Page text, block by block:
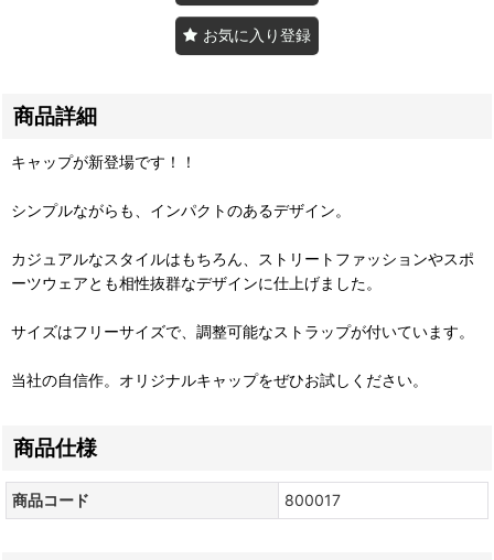
お気に入り登録
商品詳細
キャップが新登場です！！
シンプルながらも、インパクトのあるデザイン。
カジュアルなスタイルはもちろん、ストリートファッションやスポ
ーツウェアとも相性抜群なデザインに仕上げました。
サイズはフリーサイズで、調整可能なストラップが付いています。
当社の自信作。オリジナルキャップをぜひお試しください。
商品仕様
商品コード 800017